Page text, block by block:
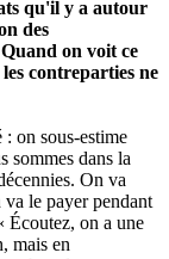
qu'il y a autour
des
on voit ce
contreparties ne
on sous-estime
sommes dans la
On va
le payer pendant
Écoutez, on a une
mais en